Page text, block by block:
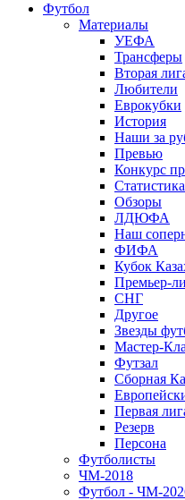
Футбол
Материалы
УЕФА
Трансферы
Вторая
Любители
Еврокубки
История
Наши за
Превью
Конкурс
Статистика
Обзоры
ЛДЮФА
Наш
ФИФА
Кубок
Премьер-
СНГ
Другое
Звезды
Мастер-
Футзал
Сборная
Первая
Резерв
Персона
Футболисты
ЧМ-2018
Футбол - ЧМ-